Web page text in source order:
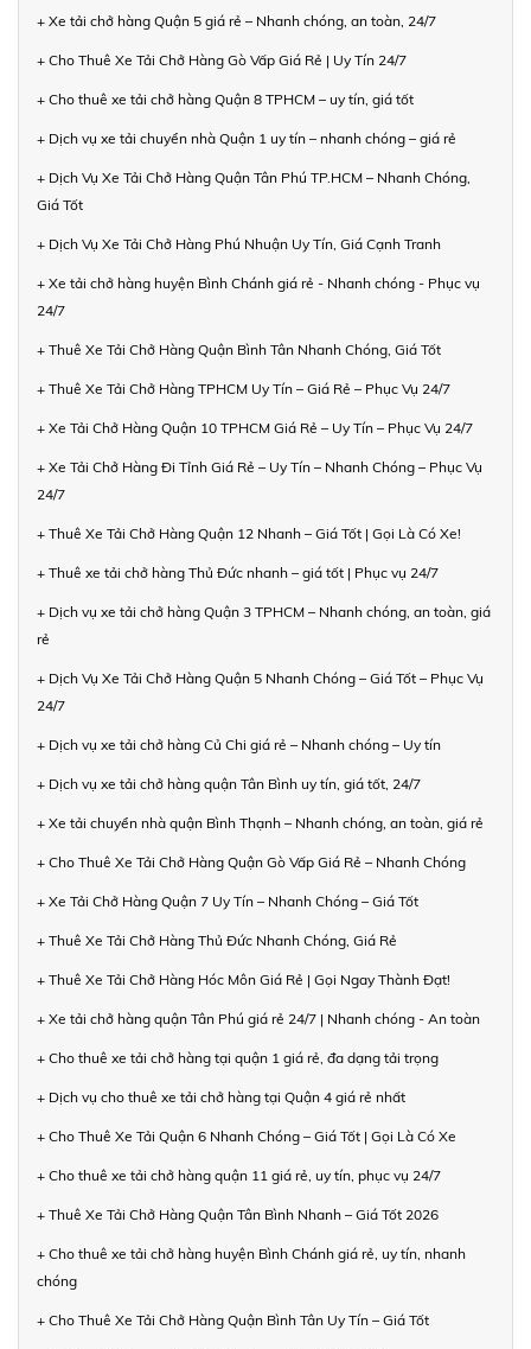
+ Xe tải chở hàng Quận 5 giá rẻ – Nhanh chóng, an toàn, 24/7
+ Cho Thuê Xe Tải Chở Hàng Gò Vấp Giá Rẻ | Uy Tín 24/7
+ Cho thuê xe tải chở hàng Quận 8 TPHCM – uy tín, giá tốt
+ Dịch vụ xe tải chuyển nhà Quận 1 uy tín – nhanh chóng – giá rẻ
+ Dịch Vụ Xe Tải Chở Hàng Quận Tân Phú TP.HCM – Nhanh Chóng,
Giá Tốt
+ Dịch Vụ Xe Tải Chở Hàng Phú Nhuận Uy Tín, Giá Cạnh Tranh
+ Xe tải chở hàng huyện Bình Chánh giá rẻ - Nhanh chóng - Phục vụ
24/7
+ Thuê Xe Tải Chở Hàng Quận Bình Tân Nhanh Chóng, Giá Tốt
+ Thuê Xe Tải Chở Hàng TPHCM Uy Tín – Giá Rẻ – Phục Vụ 24/7
+ Xe Tải Chở Hàng Quận 10 TPHCM Giá Rẻ – Uy Tín – Phục Vụ 24/7
+ Xe Tải Chở Hàng Đi Tỉnh Giá Rẻ – Uy Tín – Nhanh Chóng – Phục Vụ
24/7
+ Thuê Xe Tải Chở Hàng Quận 12 Nhanh – Giá Tốt | Gọi Là Có Xe!
+ Thuê xe tải chở hàng Thủ Đức nhanh – giá tốt | Phục vụ 24/7
+ Dịch vụ xe tải chở hàng Quận 3 TPHCM – Nhanh chóng, an toàn, giá
rẻ
+ Dịch Vụ Xe Tải Chở Hàng Quận 5 Nhanh Chóng – Giá Tốt – Phục Vụ
24/7
+ Dịch vụ xe tải chở hàng Củ Chi giá rẻ – Nhanh chóng – Uy tín
+ Dịch vụ xe tải chở hàng quận Tân Bình uy tín, giá tốt, 24/7
+ Xe tải chuyển nhà quận Bình Thạnh – Nhanh chóng, an toàn, giá rẻ
+ Cho Thuê Xe Tải Chở Hàng Quận Gò Vấp Giá Rẻ – Nhanh Chóng
+ Xe Tải Chở Hàng Quận 7 Uy Tín – Nhanh Chóng – Giá Tốt
+ Thuê Xe Tải Chở Hàng Thủ Đức Nhanh Chóng, Giá Rẻ
+ Thuê Xe Tải Chở Hàng Hóc Môn Giá Rẻ | Gọi Ngay Thành Đạt!
+ Xe tải chở hàng quận Tân Phú giá rẻ 24/7 | Nhanh chóng - An toàn
+ Cho thuê xe tải chở hàng tại quận 1 giá rẻ, đa dạng tải trọng
+ Dịch vụ cho thuê xe tải chở hàng tại Quận 4 giá rẻ nhất
+ Cho Thuê Xe Tải Quận 6 Nhanh Chóng – Giá Tốt | Gọi Là Có Xe
+ Cho thuê xe tải chở hàng quận 11 giá rẻ, uy tín, phục vụ 24/7
+ Thuê Xe Tải Chở Hàng Quận Tân Bình Nhanh – Giá Tốt 2026
+ Cho thuê xe tải chở hàng huyện Bình Chánh giá rẻ, uy tín, nhanh
chóng
+ Cho Thuê Xe Tải Chở Hàng Quận Bình Tân Uy Tín – Giá Tốt